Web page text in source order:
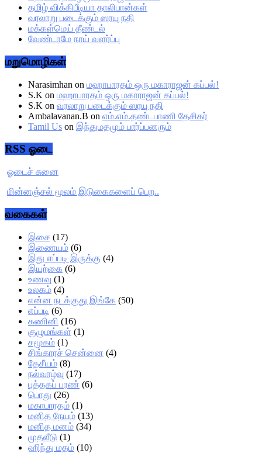
தமிழ் விக்கிபீடியா தாலிபான்கள்
வரலாறு படைக்கும் ஸரயு நதி
மக்கள்மெய் தீண்டல்
வேண்டாமே நாய் வளர்ப்பு
மறுமொழிகள்
Narasimhan on மஹாபாரதம் ஒரு மகாராஜன் கப்பல்!
S.K on மஹாபாரதம் ஒரு மகாராஜன் கப்பல்!
S.K on வரலாறு படைக்கும் ஸரயு நதி
Ambalavanan.B on எம்.எம்.தண்டபாணி தேசிகர்
Tamil Us on இந்துமதமும் பார்ப்பனரும்
RSS ஓடை
ஓடைச் சுனை
மின்னஞ்சல் மூலம் இடுகைகளைப் பெற..
வகைகள்
இசை (17)
இணையம் (6)
இது எப்படி இருக்கு (4)
இயற்கை (6)
உணவு (1)
உலகம் (4)
என்ன நடக்குது இங்கே (50)
எப்படி (6)
கணினி (16)
குழுமங்கள் (1)
சமூகம் (1)
சிங்காரச் சென்னை (4)
தேசீயம் (8)
நல்வாழ்வு (17)
புத்தகப் பரண் (6)
பொது (26)
மகாபாரதம் (1)
மனித நேயம் (13)
மனித மனம் (34)
முதலீடு (1)
ஹிந்து மதம் (10)